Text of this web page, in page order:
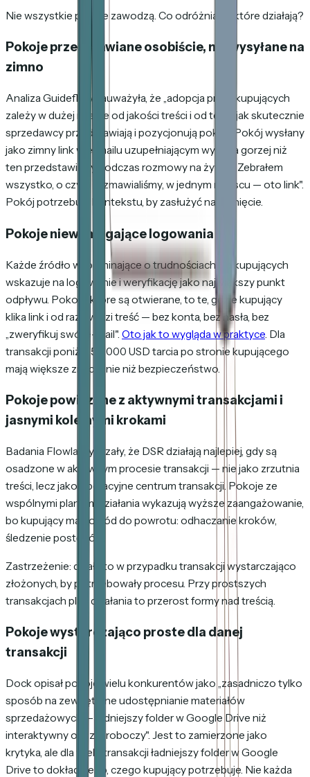
Nie wszystkie pokoje zawodzą. Co odróżnia te, które działają?
Pokoje przedstawiane osobiście, nie wysyłane na
zimno
Analiza Guideflow zauważyła, że „adopcja przez kupujących
zależy w dużej mierze od jakości treści i od tego, jak skutecznie
sprzedawcy przedstawiają i pozycjonują pokój". Pokój wysłany
jako zimny link w e-mailu uzupełniającym wypada gorzej niż
ten przedstawiony podczas rozmowy na żywo: „Zebrałem
wszystko, o czym rozmawialiśmy, w jednym miejscu — oto link".
Pokój potrzebuje kontekstu, by zasłużyć na kliknięcie.
Pokoje niewymagające logowania
Każde źródło wspominające o trudnościach dla kupujących
wskazuje na logowanie i weryfikację jako największy punkt
odpływu. Pokoje, które są otwierane, to te, gdzie kupujący
klika link i od razu widzi treść — bez konta, bez hasła, bez
„zweryfikuj swój e-mail". Oto jak to wygląda w praktyce . Dla
transakcji poniżej 50 000 USD tarcia po stronie kupującego
mają większe znaczenie niż bezpieczeństwo.
Pokoje powiązane z aktywnymi transakcjami i
jasnymi kolejnymi krokami
Badania Flowla wykazały, że DSR działają najlepiej, gdy są
osadzone w aktywnym procesie transakcji — nie jako zrzutnia
treści, lecz jako operacyjne centrum transakcji. Pokoje ze
wspólnymi planami działania wykazują wyższe zaangażowanie,
bo kupujący ma powód do powrotu: odhaczanie kroków,
śledzenie postępów.
Zastrzeżenie: działa to w przypadku transakcji wystarczająco
złożonych, by potrzebowały procesu. Przy prostszych
transakcjach plan działania to przerost formy nad treścią.
Pokoje wystarczająco proste dla danej
transakcji
Dock opisał pokoje wielu konkurentów jako „zasadniczo tylko
sposób na zewnętrzne udostępnianie materiałów
sprzedażowych — ładniejszy folder w Google Drive niż
interaktywny obszar roboczy". Jest to zamierzone jako
krytyka, ale dla wielu transakcji ładniejszy folder w Google
Drive to dokładnie to, czego kupujący potrzebuje. Nie każda